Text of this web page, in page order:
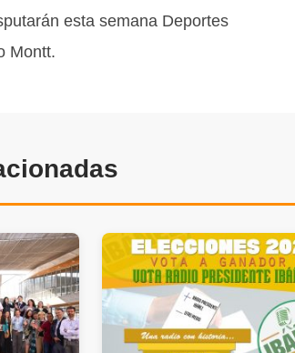
esta semana Deportes
Montt.